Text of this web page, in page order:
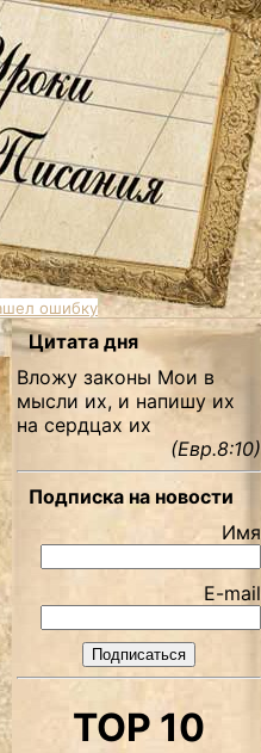
ошибку
Цитата дня
Вложу законы Мои в
мысли их, и напишу их
на сердцах их
(Евр.8:10)
Подписка на новости
Имя
E-mail
TOP 10